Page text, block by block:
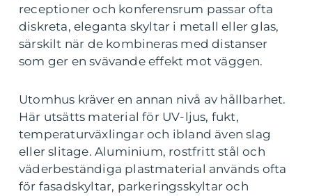
receptioner och konferensrum passar ofta
diskreta, eleganta skyltar i metall eller glas,
särskilt när de kombineras med distanser
som ger en svävande effekt mot väggen.
Utomhus kräver en annan nivå av hållbarhet.
Här utsätts material för UV-ljus, fukt,
temperaturväxlingar och ibland även slag
eller slitage. Aluminium, rostfritt stål och
väderbeständiga plastmaterial används ofta
för fasadskyltar, parkeringsskyltar och